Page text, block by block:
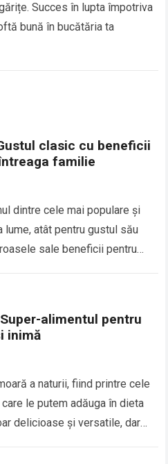
Succes în lupta împotriva
bună în bucătăria ta
clasic cu beneficii
familie
dintre cele mai populare și
atât pentru gustul său
sale beneficii pentru
alimentul pentru
inimă
a naturii, fiind printre cele
le putem adăuga în dieta
delicioase și versatile, dar